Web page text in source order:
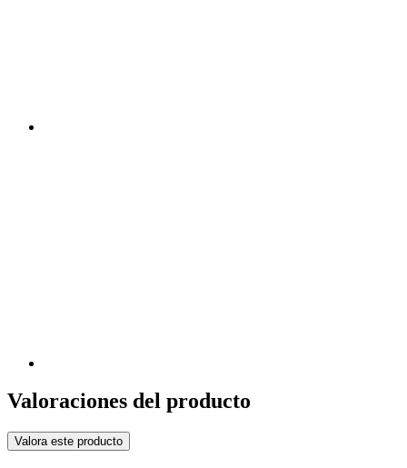
Valoraciones del producto
Valora este producto